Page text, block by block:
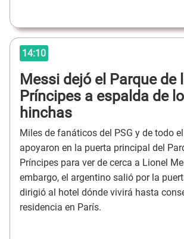
14:10
Messi dejó el Parque de
Príncipes a espalda de
hinchas
Miles de fanáticos del PSG y de todo
apoyaron en la puerta principal del
Príncipes para ver de cerca a Lionel
embargo, el argentino salió por la
dirigió al hotel dónde vivirá hasta
residencia en París.